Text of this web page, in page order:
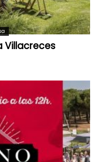
Villacreces